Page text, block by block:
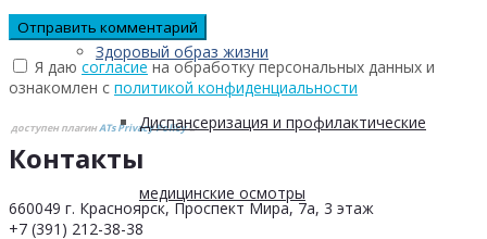
Здоровый образ жизни
Диспансеризация и профилактические
медицинские осмотры
Я даю согласиена обработку персональных данных и
ознакомлен с политикой конфиденциальности
доступен плагинATs Privacy Policy©
Контакты
660049 г. Красноярск, Проспект Мира, 7а, 3 этаж
+7 (391) 212-38-38